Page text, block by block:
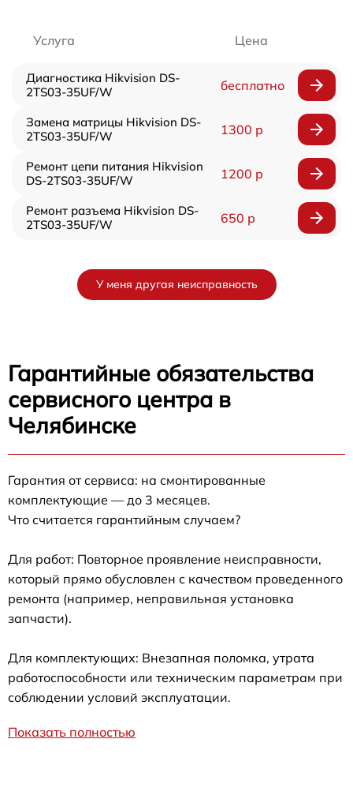
Услуга Цена
Диагностика Hikvision DS-
2TS03-35UF/W
бесплатно
Замена матрицы Hikvision DS-
2TS03-35UF/W
1300 р
Ремонт цепи питания Hikvision
DS-2TS03-35UF/W
1200 р
Ремонт разъема Hikvision DS-
2TS03-35UF/W
650 р
У меня другая неисправность
Гарантийные обязательства
сервисного центра в
Челябинске
Гарантия от сервиса: на смонтированные
комплектующие — до 3 месяцев.
Что считается гарантийным случаем?
Для работ: Повторное проявление неисправности,
который прямо обусловлен с качеством проведенного
ремонта (например, неправильная установка
запчасти).
Для комплектующих: Внезапная поломка, утрата
работоспособности или техническим параметрам при
соблюдении условий эксплуатации.
Показать полностью